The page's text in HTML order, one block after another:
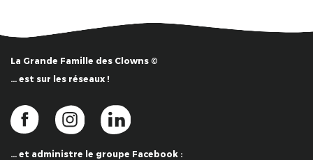
La Grande Famille des Clowns ©
… est sur les réseaux !
… et administre le groupe Facebook :